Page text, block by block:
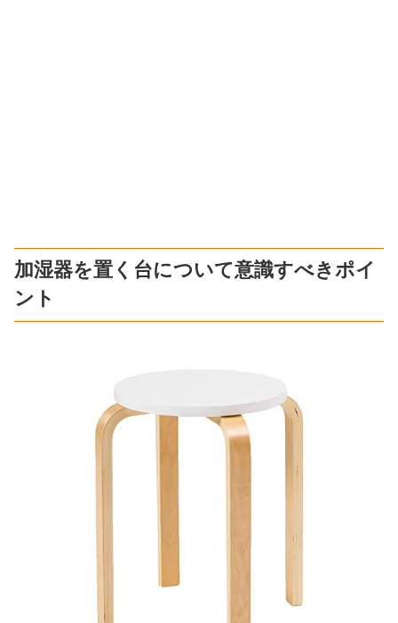
加湿器を置く台について意識すべきポイ
ント